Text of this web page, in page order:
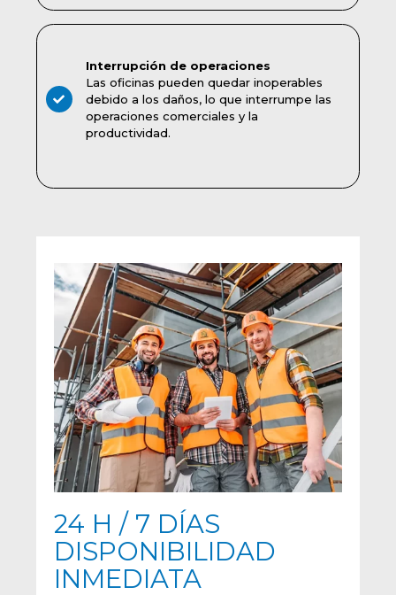
Interrupción de operaciones
Las oficinas pueden quedar inoperables
debido a los daños, lo que interrumpe las
operaciones comerciales y la
productividad.
24 H / 7 DÍAS
DISPONIBILIDAD
INMEDIATA